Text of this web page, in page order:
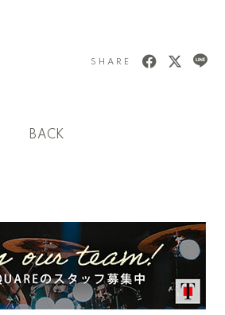
SHARE
BACK